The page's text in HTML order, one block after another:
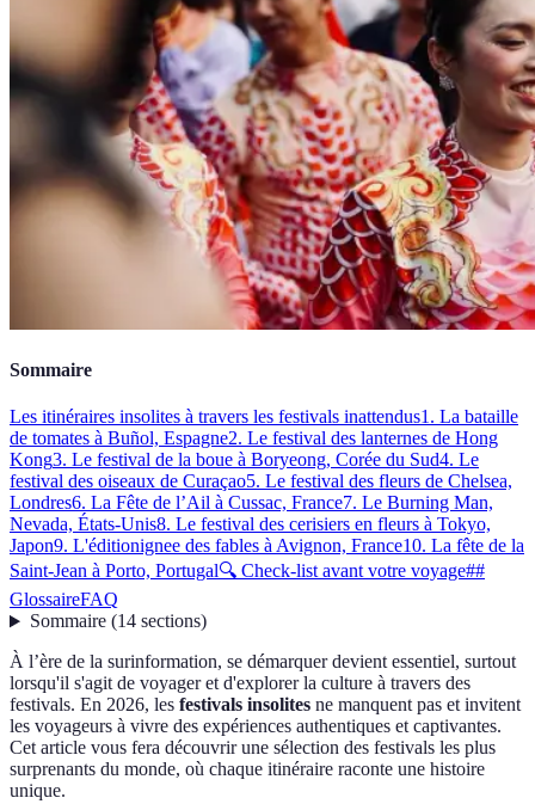
Sommaire
Les itinéraires insolites à travers les festivals inattendus1. La bataille
de tomates à Buñol, Espagne2. Le festival des lanternes de Hong
Kong3. Le festival de la boue à Boryeong, Corée du Sud4. Le
festival des oiseaux de Curaçao5. Le festival des fleurs de Chelsea,
Londres6. La Fête de l’Ail à Cussac, France7. Le Burning Man,
Nevada, États-Unis8. Le festival des cerisiers en fleurs à Tokyo,
Japon9. L'éditionignee des fables à Avignon, France10. La fête de la
Saint-Jean à Porto, Portugal🔍 Check-list avant votre voyage##
GlossaireFAQ
Sommaire(14 sections)
À l’ère de la surinformation, se démarquer devient essentiel, surtout
lorsqu'il s'agit de voyager et d'explorer la culture à travers des
festivals. En 2026, les festivals insolites ne manquent pas et invitent
les voyageurs à vivre des expériences authentiques et captivantes.
Cet article vous fera découvrir une sélection des festivals les plus
surprenants du monde, où chaque itinéraire raconte une histoire
unique.